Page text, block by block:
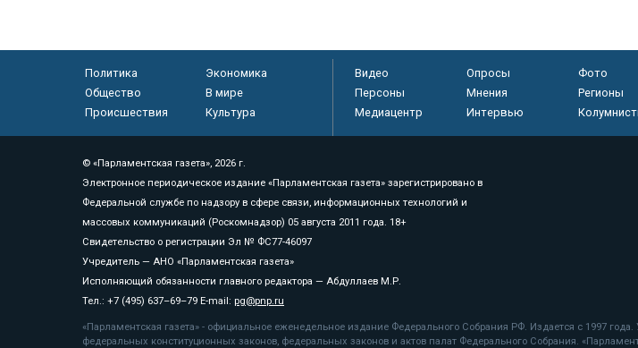
Политика
Экономика
Общество
В мире
Происшествия
Культура
Видео Опросы
Фото
Персоны
Мнения
Регионы
Медиацентр
Интервью
© «Парламентская газета», 2026 г.
Электронное периодическое издание «Парламентская газета» зарегистрировано в
Федеральной службе по надзору в сфере связи, информационных технологий и
массовых коммуникаций (Роскомнадзор) 05 августа 2011 года. 18+
Свидетельство о регистрации Эл № ФС77-46097
Учредитель — АНО «Парламентская газета»
Исполняющий обязанности главного редактора — Абдуллаев М.Р.
Тел.: +7 (495) 637–69–79 E-mail: pg@pnp.ru
«Парламентская газета» - официальное еженедельное издание Федерального Собрания РФ. Издается с 1997
федеральных конституционных законов, федеральных законов и актов палат Федерального Собрания.